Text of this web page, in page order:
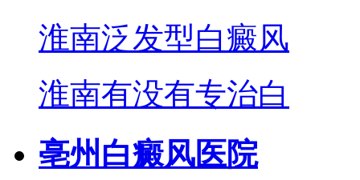
淮南泛发型白癜风
淮南有没有专治白
亳州白癜风医院